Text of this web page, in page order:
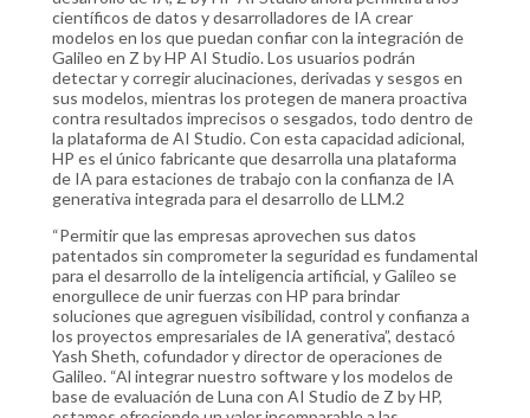
científicos de datos y desarrolladores de IA crear
modelos en los que puedan confiar con la integración de
Galileo en Z by HP AI Studio. Los usuarios podrán
detectar y corregir alucinaciones, derivadas y sesgos en
sus modelos, mientras los protegen de manera proactiva
contra resultados imprecisos o sesgados, todo dentro de
la plataforma de AI Studio. Con esta capacidad adicional,
HP es el único fabricante que desarrolla una plataforma
de IA para estaciones de trabajo con la confianza de IA
generativa integrada para el desarrollo de LLM.2
“Permitir que las empresas aprovechen sus datos
patentados sin comprometer la seguridad es fundamental
para el desarrollo de la inteligencia artificial, y Galileo se
enorgullece de unir fuerzas con HP para brindar
soluciones que agreguen visibilidad, control y confianza a
los proyectos empresariales de IA generativa”, destacó
Yash Sheth, cofundador y director de operaciones de
Galileo. “Al integrar nuestro software y los modelos de
base de evaluación de Luna con AI Studio de Z by HP,